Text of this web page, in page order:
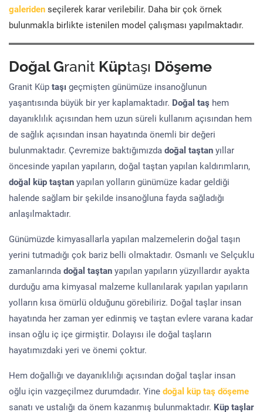
galeriden seçilerek karar verilebilir. Daha bir çok örnek
bulunmakla birlikte istenilen model çalışması yapılmaktadır.
Doğal Granit Küptaşı Döşeme
Granit Küp taşı geçmişten günümüze insanoğlunun
yaşantısında büyük bir yer kaplamaktadır. Doğal taş hem
dayanıklılık açısından hem uzun süreli kullanım açısından hem
de sağlık açısından insan hayatında önemli bir değeri
bulunmaktadır. Çevremize baktığımızda doğal taştan yıllar
öncesinde yapılan yapıların, doğal taştan yapılan kaldırımların,
doğal küp taştan yapılan yolların günümüze kadar geldiği
halende sağlam bir şekilde insanoğluna fayda sağladığı
anlaşılmaktadır.
Günümüzde kimyasallarla yapılan malzemelerin doğal taşın
yerini tutmadığı çok bariz belli olmaktadır. Osmanlı ve Selçuklu
zamanlarında doğal taştan yapılan yapıların yüzyıllardır ayakta
durduğu ama kimyasal malzeme kullanılarak yapılan yapıların
yolların kısa ömürlü olduğunu görebiliriz. Doğal taşlar insan
hayatında her zaman yer edinmiş ve taştan evlere varana kadar
insan oğlu iç içe girmiştir. Dolayısı ile doğal taşların
hayatımızdaki yeri ve önemi çoktur.
Hem doğallığı ve dayanıklılığı açısından doğal taşlar insan
oğlu için vazgeçilmez durumdadır. Yine doğal küp taş döşeme
sanatı ve ustalığı da önem kazanmış bulunmaktadır. Küp taşlar